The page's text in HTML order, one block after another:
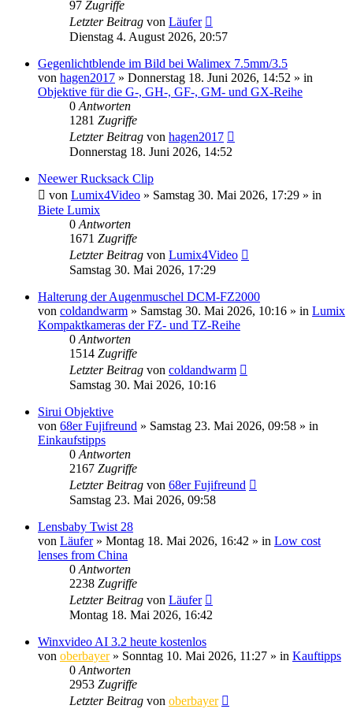
97 Zugriffe
Letzter Beitrag von Läufer
Dienstag 4. August 2026, 20:57
Gegenlichtblende im Bild bei Walimex 7.5mm/3.5
von hagen2017 » Donnerstag 18. Juni 2026, 14:52 » in
Objektive für die G-, GH-, GF-, GM- und GX-Reihe
0 Antworten
1281 Zugriffe
Letzter Beitrag von hagen2017
Donnerstag 18. Juni 2026, 14:52
Neewer Rucksack Clip
von Lumix4Video » Samstag 30. Mai 2026, 17:29 » in
Biete Lumix
0 Antworten
1671 Zugriffe
Letzter Beitrag von Lumix4Video
Samstag 30. Mai 2026, 17:29
Halterung der Augenmuschel DCM-FZ2000
von coldandwarm » Samstag 30. Mai 2026, 10:16 » in Lumix
Kompaktkameras der FZ- und TZ-Reihe
0 Antworten
1514 Zugriffe
Letzter Beitrag von coldandwarm
Samstag 30. Mai 2026, 10:16
Sirui Objektive
von 68er Fujifreund » Samstag 23. Mai 2026, 09:58 » in
Einkaufstipps
0 Antworten
2167 Zugriffe
Letzter Beitrag von 68er Fujifreund
Samstag 23. Mai 2026, 09:58
Lensbaby Twist 28
von Läufer» Montag 18. Mai 2026, 16:42 » in Low cost
lenses from China
0 Antworten
2238 Zugriffe
Letzter Beitrag von Läufer
Montag 18. Mai 2026, 16:42
Winxvideo AI 3.2 heute kostenlos
von oberbayer» Sonntag 10. Mai 2026, 11:27 » in Kauftipps
0 Antworten
2953 Zugriffe
Letzter Beitrag von oberbayer